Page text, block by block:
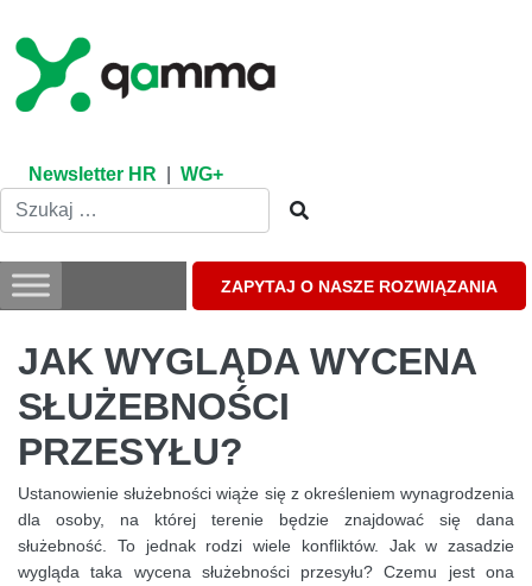
content
Newsletter HR WG+
ZAPYTAJ O NASZE ROZWIĄZANIA
JAK WYGLĄDA WYCENA
SŁUŻEBNOŚCI
PRZESYŁU?
Ustanowienie służebności wiąże się z określeniem wynagrodzenia
dla osoby, na której terenie będzie znajdować się dana
służebność. To jednak rodzi wiele konfliktów. Jak w zasadzie
wygląda taka wycena służebności przesyłu? Czemu jest ona